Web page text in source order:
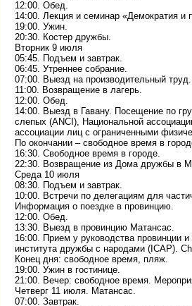
12:00. Обед.
14:00. Лекция и семинар «Демократия и
19:00. Ужин.
20:30. Костер дружбы.
Вторник 9 июля
05:45. Подъем и завтрак.
06:45. Утреннее собрание.
07:00. Выезд на производительный
11:00. Возвращение в лагерь.
12:00. Обед.
14:00. Выезд в Гавану. Посещение по
слепых (ANCI), Национальной
ассоциации лиц с ограниченными
По окончании – свободное время в
16:30. Свободное время в городе.
22:30. Возвращение из Дома дружбы в
Среда 10 июля
08:30. Подъем и завтрак.
10:00. Встречи по делегациям для
Информация о поездке в провинцию.
12:00. Обед.
13:30. Выезд в провинцию Матансас.
16:00. Прием у руководства провинции
института дружбы с народами (ICAP).
Конец дня: свободное время, пляж.
19:00. Ужин в гостинице.
21:00. Вечер: свободное время.
Четверг 11 июля. Матансас.
07:00. Завтрак.